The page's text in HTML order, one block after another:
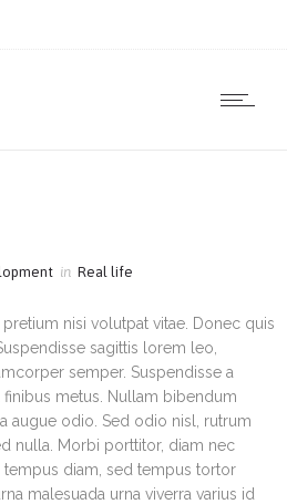
in Real life
nisi volutpat vitae. Donec quis
sagittis lorem leo,
semper. Suspendisse a
metus. Nullam bibendum
augue odio. Sed odio nisl, rutrum
nulla. Morbi porttitor, diam nec
diam, sed tempus tortor
malesuada urna viverra varius id